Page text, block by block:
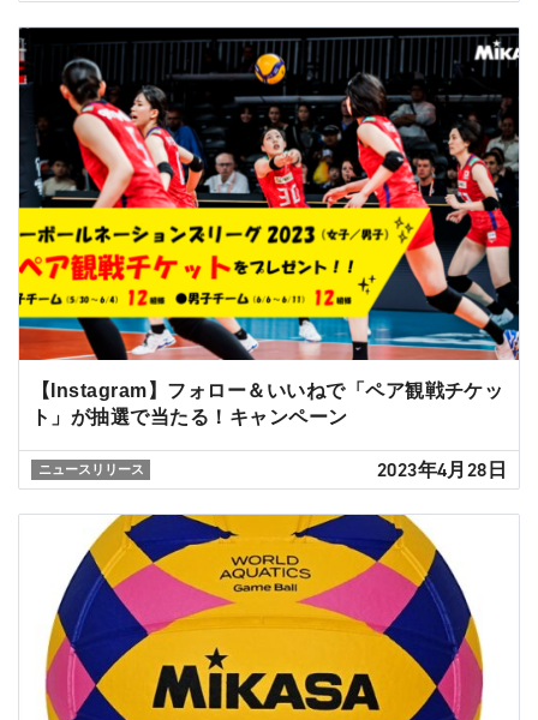
【Instagram】フォロー＆いいねで「ペア観戦チケッ
ト」が抽選で当たる！キャンペーン
ニュースリリース 2023年4月28日